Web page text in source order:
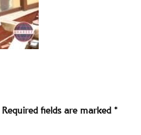
Required fields are marked*